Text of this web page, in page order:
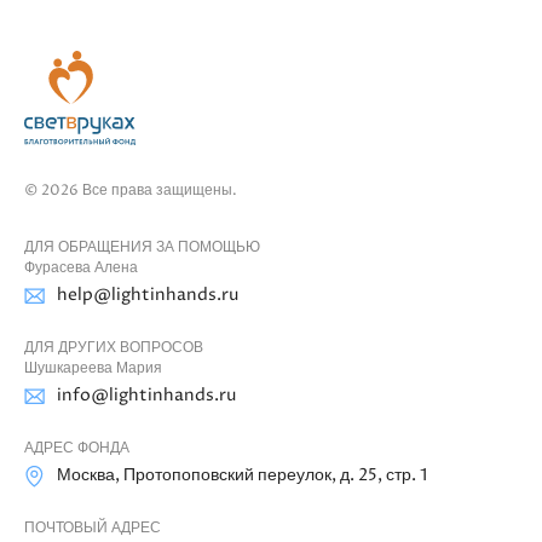
© 2026 Все права защищены.
ДЛЯ ОБРАЩЕНИЯ ЗА ПОМОЩЬЮ
Фурасева Алена
help@lightinhands.ru
ДЛЯ ДРУГИХ ВОПРОСОВ
Шушкареева Мария
info@lightinhands.ru
АДРЕС ФОНДА
Москва, Протопоповский переулок, д. 25, стр. 1
ПОЧТОВЫЙ АДРЕС